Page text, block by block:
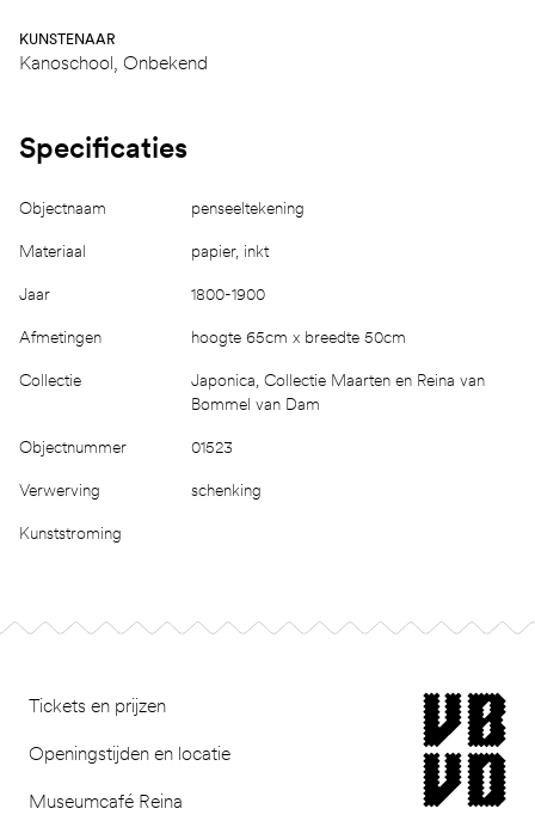
KUNSTENAAR
Kanoschool, Onbekend
Specificaties
Objectnaam penseeltekening
Materiaal papier, inkt
Jaar 1800-1900
Afmetingen hoogte 65cm x breedte 50cm
Collectie
Japonica, Collectie Maarten en Reina van
Bommel van Dam
Objectnummer 01523
Verwerving schenking
Kunststroming
Tickets en prijzen
Openingstijden en locatie
Museumcafé Reina
museum van